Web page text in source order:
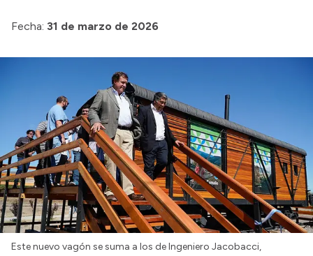
Fecha: 31 de marzo de 2026
Este nuevo vagón se suma a los de Ingeniero Jacobacci,